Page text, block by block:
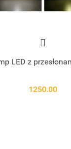
LED z
1250.00